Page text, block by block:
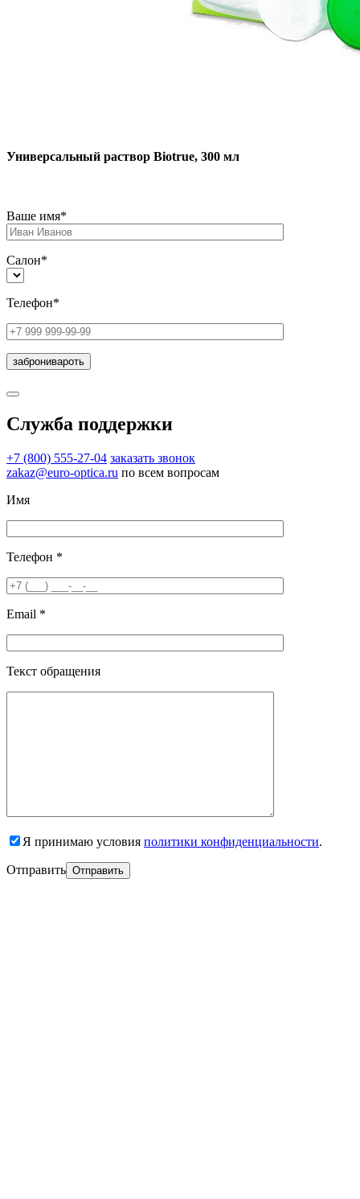
Универсальный раствор Biotrue, 300 мл
Ваше имя*
Салон*
Телефон*
Служба поддержки
+7 (800) 555-27-04 заказать звонок
zakaz@euro-optica.ru по всем вопросам
Имя
Телефон *
Email *
Текст обращения
Я принимаю условия политики конфиденциальности.
Отправить